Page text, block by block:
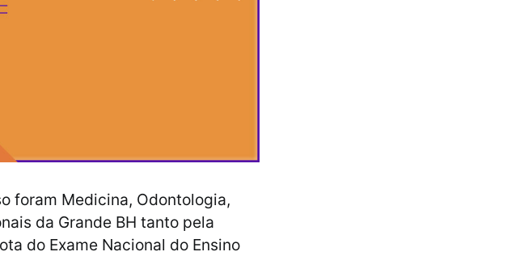
foram Medicina, Odontologia,
da Grande BH tanto pela
do Exame Nacional do Ensino